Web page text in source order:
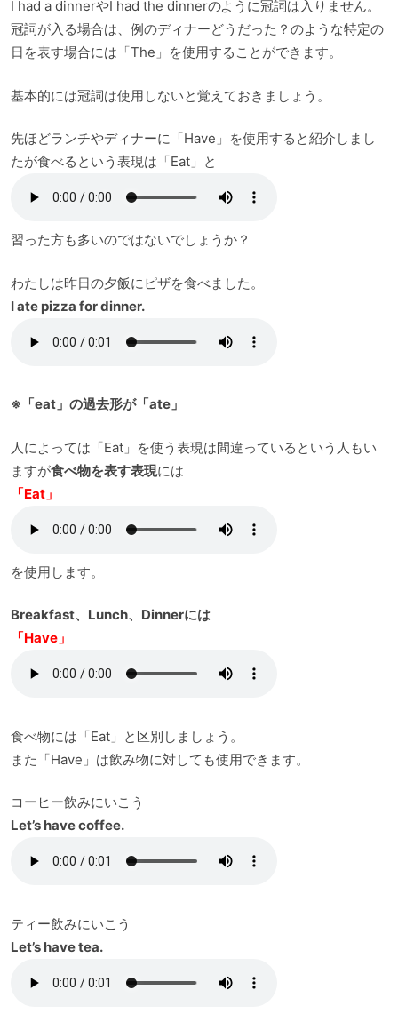
I had a dinnerやI had the dinnerのように冠詞は入りません。
冠詞が入る場合は、例のディナーどうだった？のような特定の
日を表す場合には「The」を使用することができます。
基本的には冠詞は使用しないと覚えておきましょう。
先ほどランチやディナーに「Have」を使用すると紹介しまし
たが食べるという表現は「Eat」と
習った方も多いのではないでしょうか？
わたしは昨日の夕飯にピザを食べました。
I ate pizza for dinner.
※「eat」の過去形が「ate」
人によっては「Eat」を使う表現は間違っているという人もい
ますが食べ物を表す表現には
「Eat」
を使用します。
Breakfast、Lunch、Dinnerには
「Have」
食べ物には「Eat」と区別しましょう。
また「Have」は飲み物に対しても使用できます。
コーヒー飲みにいこう
Let’s have coffee.
ティー飲みにいこう
Let’s have tea.